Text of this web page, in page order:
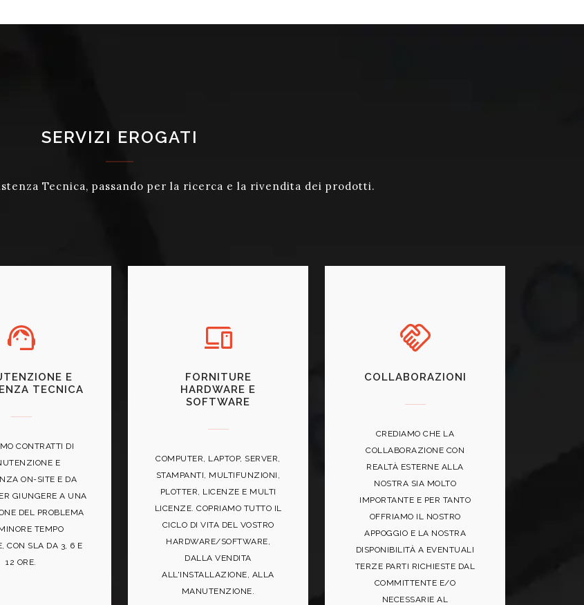
SERVIZI EROGATI
Tecnica, passando per la ricerca e la rivendita dei prodotti.
E
TECNICA
CONTRATTI DI
E
ON-SITE E DA
GIUNGERE A UNA
DEL PROBLEMA
TEMPO
CON SLA DA 3, 6 E
12 ORE.
FORNITURE
HARDWARE E
SOFTWARE
COMPUTER, LAPTOP, SERVER,
STAMPANTI, MULTIFUNZIONI,
PLOTTER, LICENZE E MULTI
LICENZE. COPRIAMO TUTTO IL
CICLO DI VITA DEL VOSTRO
HARDWARE/SOFTWARE,
DALLA VENDITA
ALL'INSTALLAZIONE, ALLA
MANUTENZIONE.
COLLABORAZIONI
CREDIAMO CHE LA
COLLABORAZIONE CON
REALTÀ ESTERNE ALLA
NOSTRA SIA MOLTO
IMPORTANTE E PER TANTO
OFFRIAMO IL NOSTRO
APPOGGIO E LA NOSTRA
DISPONIBILITÀ A EVENTUALI
TERZE PARTI RICHIESTE DAL
COMMITTENTE E/O
NECESSARIE AL